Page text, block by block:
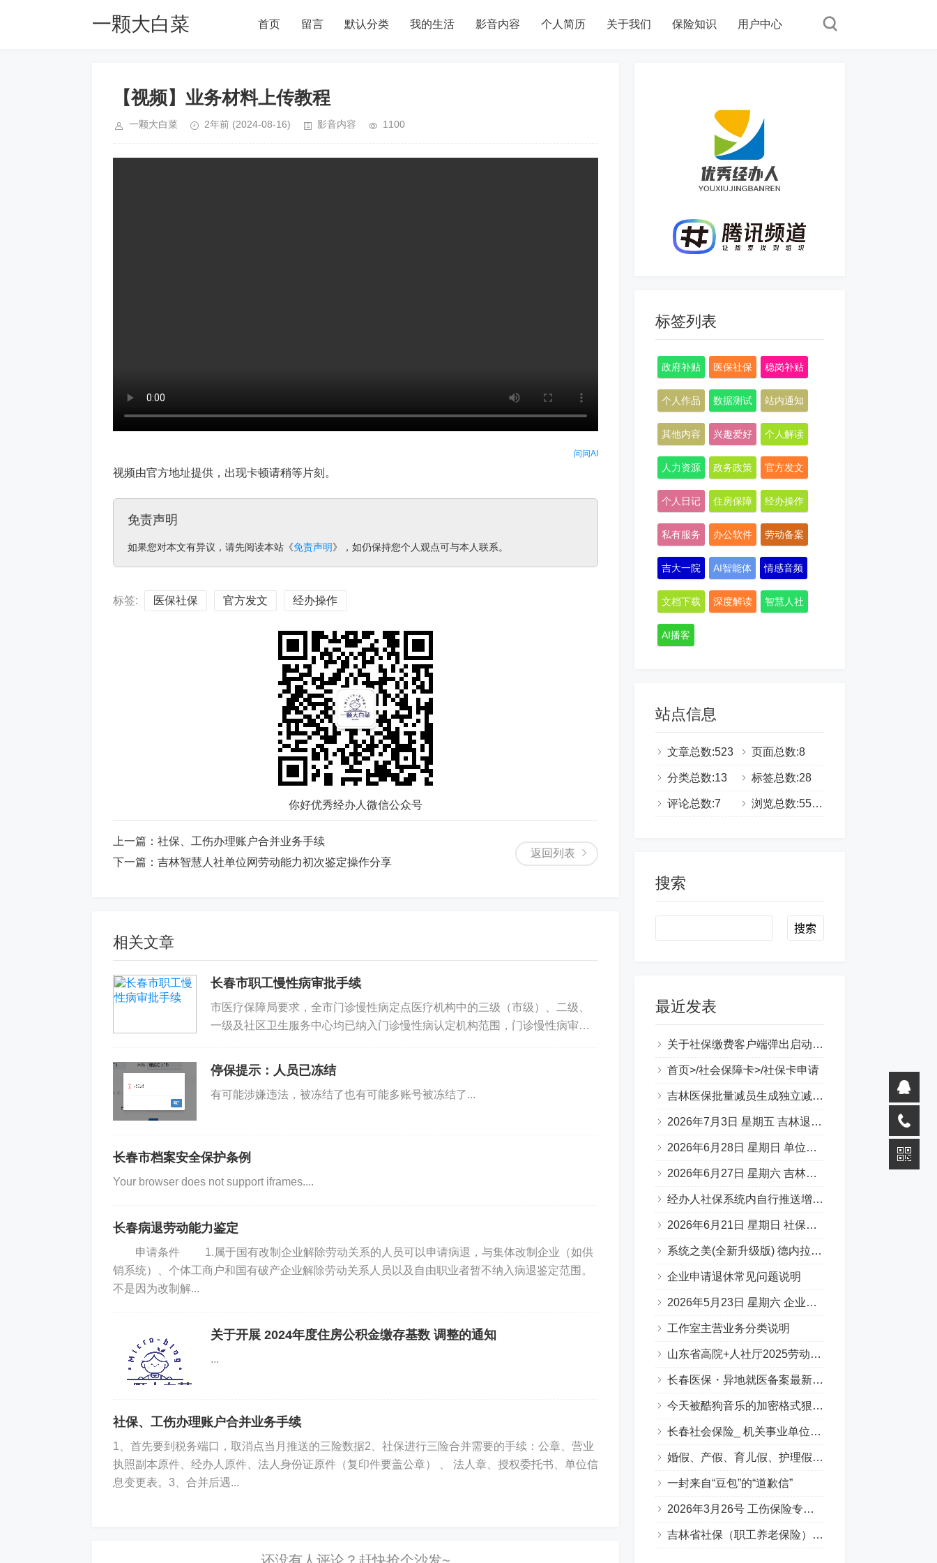
一颗大白菜 首页 留言 默认分类 我的生活 影音内容 个人简历 关于我们 保险知识 用户中心
【视频】业务材料上传教程
一颗大白菜 2年前 (2024-08-16) 影音内容 1100
问问AI
视频由官方地址提供，出现卡顿请稍等片刻。
免责声明
如果您对本文有异议，请先阅读本站《免责声明》，如仍保持您个人观点可与本人联系。
标签: 医保社保 官方发文 经办操作
你好优秀经办人微信公众号
返回列表
上一篇： 社保、工伤办理账户合并业务手续
下一篇： 吉林智慧人社单位网劳动能力初次鉴定操作分享
相关文章
长春市职工慢性病审批手续
市医疗保障局要求，全市门诊慢性病定点医疗机构中的三级（市级）、二级、
一级及社区卫生服务中心均已纳入门诊慢性病认定机构范围，门诊慢性病审批
停保提示：人员已冻结
有可能涉嫌违法，被冻结了也有可能多账号被冻结了...
长春市档案安全保护条例
Your browser does not support iframes....
长春病退劳动能力鉴定
申请条件 1.属于国有改制企业解除劳动关系的人员可以申请病退，与集体改制企业（如供
销系统）、个体工商户和国有破产企业解除劳动关系人员以及自由职业者暂不纳入病退鉴定范围。
不是因为改制解...
关于开展 2024年度住房公积金缴存基数 调整的通知
...
社保、工伤办理账户合并业务手续
1、首先要到税务端口，取消点当月推送的三险数据2、社保进行三险合并需要的手续：公章、营业
执照副本原件、经办人原件、法人身份证原件（复印件要盖公章） 、 法人章、授权委托书、单位信
息变更表。3、合并后遇...
标签列表
政府补贴 医保社保 稳岗补贴
个人作品 数据测试 站内通知
其他内容 兴趣爱好 个人解读
人力资源 政务政策 官方发文
个人日记 住房保障 经办操作
私有服务 办公软件 劳动备案
吉大一院 AI智能体 情感音频
文档下载 深度解读 智慧人社
AI播客
站点信息
文章总数:523 页面总数:8
分类总数:13 标签总数:28
评论总数:7 浏览总数:555334
搜索
Search
最近发表
关于社保缴费客户端弹出启动错误提示（0xc000007b）
首页>/社会保障卡>/社保卡申请
吉林医保批量减员生成独立减员表图片
2026年7月3日 星期五 吉林退休一件事 材料说明 （转载）
2026年6月28日 星期日 单位缴费基数申报承诺书
2026年6月27日 星期六 吉林省50岁退休，啥条件？
经办人社保系统内自行推送增减员步骤
2026年6月21日 星期日 社保补缴 官方口述：
系统之美(全新升级版) 德内拉梅多斯
企业申请退休常见问题说明
2026年5月23日 星期六 企业职工基本养老保险专场问答汇总
工作室主营业务分类说明
山东省高院+人社厅2025劳动人事争议十大典型案例
长春医保・异地就医备案最新要点
今天被酷狗音乐的加密格式狠狠上了一课…
长春社会保险_ 机关事业单位养老保险（含职业年金）（Q&A版）
婚假、产假、育儿假、护理假（吉林省地方政策）
一封来自“豆包”的“道歉信”
2026年3月26号 工伤保险专场答疑（Q&A版）
吉林省社保（职工养老保险）补缴政策全解